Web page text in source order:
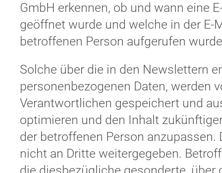
GmbH erkennen, ob und wann eine
geöffnet wurde und welche in der E-
betroffenen Person aufgerufen
Solche über die in den Newslettern
personenbezogenen Daten, werden
Verantwortlichen gespeichert und
optimieren und den Inhalt
der betroffenen Person
nicht an Dritte weitergegeben.